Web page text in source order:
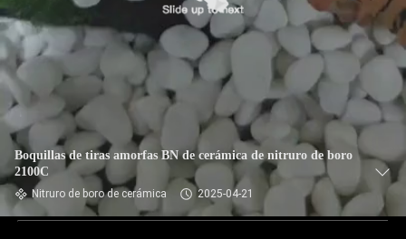
Boquillas de tiras amorfas BN de cerámica de nitruro de boro
2100C
Nitruro de boro de cerámica 2025-04-21